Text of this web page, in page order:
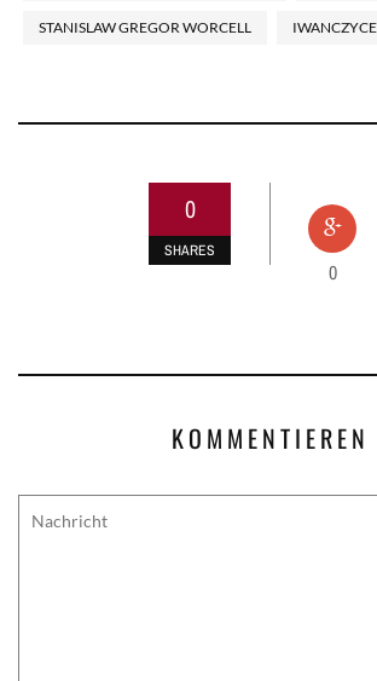
STANISLAW GREGOR WORCELL IWANCZYCE
0
SHARES
0
KOMMENTIEREN